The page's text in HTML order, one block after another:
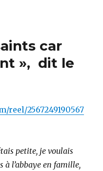
car
», dit le
reel/2567249190567
petite, je voulais
à l’abbaye en famille,